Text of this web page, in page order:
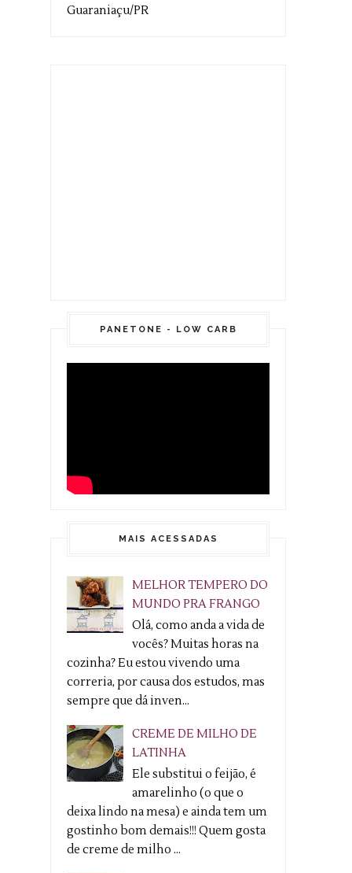
Guaraniaçu/PR
PANETONE - LOW CARB
MAIS ACESSADAS
MELHOR TEMPERO DO
MUNDO PRA FRANGO
Olá, como anda a vida de
vocês? Muitas horas na
cozinha? Eu estou vivendo uma
correria, por causa dos estudos, mas
sempre que dá inven...
CREME DE MILHO DE
LATINHA
Ele substitui o feijão, é
amarelinho (o que o
deixa lindo na mesa) e ainda tem um
gostinho bom demais!!! Quem gosta
de creme de milho ...